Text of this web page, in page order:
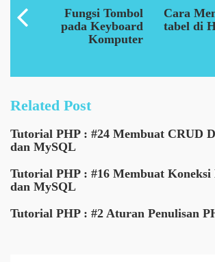
Fungsi Tombol
pada Keyboard
Komputer
Cara
tabel di
Related Post
Tutorial PHP : #24 Membuat CRUD
dan MySQL
Tutorial PHP : #16 Membuat Koneksi
dan MySQL
Tutorial PHP : #2 Aturan Penulisan